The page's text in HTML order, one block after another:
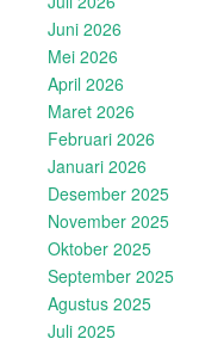
Juni 2026
Mei 2026
April 2026
Maret 2026
Februari 2026
Januari 2026
Desember 2025
November 2025
Oktober 2025
September 2025
Agustus 2025
Juli 2025